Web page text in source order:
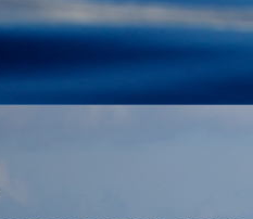
Quimper